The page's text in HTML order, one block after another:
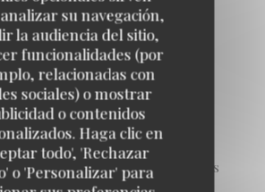
su navegación,
la audiencia del sitio,
funcionalidades (por
relacionadas con
sociales) o mostrar
o contenidos
Haga clic en
todo', 'Rechazar
o 'Personalizar' para
- Cours de cuisine
de Banquetes, Aparcamiento
Acceso a Discapacitados